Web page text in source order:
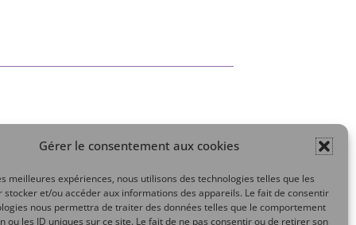
Gérer le consentement aux cookies
meilleures expériences, nous utilisons des technologies telles que les
stocker et/ou accéder aux informations des appareils. Le fait de consentir
nous permettra de traiter des données telles que le comportement
ou les ID uniques sur ce site. Le fait de ne pas consentir ou de retirer son
Mon compte